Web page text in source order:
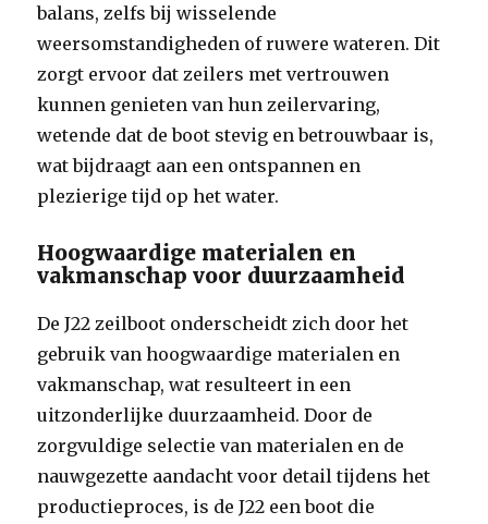
balans, zelfs bij wisselende
weersomstandigheden of ruwere wateren. Dit
zorgt ervoor dat zeilers met vertrouwen
kunnen genieten van hun zeilervaring,
wetende dat de boot stevig en betrouwbaar is,
wat bijdraagt aan een ontspannen en
plezierige tijd op het water.
Hoogwaardige materialen en
vakmanschap voor duurzaamheid
De J22 zeilboot onderscheidt zich door het
gebruik van hoogwaardige materialen en
vakmanschap, wat resulteert in een
uitzonderlijke duurzaamheid. Door de
zorgvuldige selectie van materialen en de
nauwgezette aandacht voor detail tijdens het
productieproces, is de J22 een boot die